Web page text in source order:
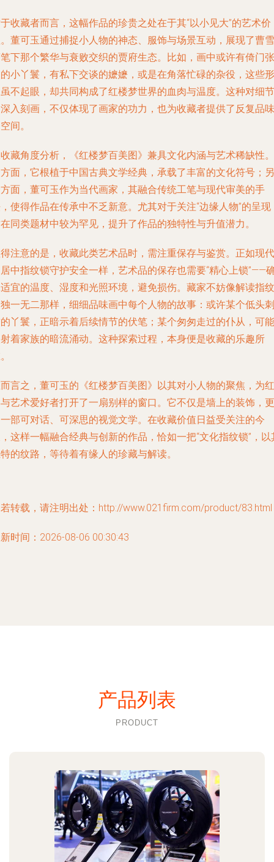
收藏者而言，这幅作品的珍贵之处在于其“以小见大”的艺术价
董可玉通过捕捉小人物的神态、服饰与场景互动，展现了曹雪
下那个繁华与衰败交织的贾府生态。比如，画中或许有倚门张
小丫鬟，有私下交谈的嬷嬷，或是在角落忙碌的杂役，这些形
不起眼，却共同构成了红楼梦世界的血肉与温度。这种对细节
入刻画，不仅体现了画家的功力，也为收藏者提供了反复品味
间。
藏角度分析，《红楼梦百美图》兼具文化内涵与艺术稀缺性。
面，它根植于中国古典文学经典，承载了丰富的文化符号；另
面，董可玉作为当代画家，其融合传统工笔与现代审美的手
使得作品在传承中不乏新意。尤其对于关注“边缘人物”的呈现
同类题材中较为罕见，提升了作品的独特性与升值潜力。
注意的是，收藏此类艺术品时，需注重保存与鉴赏。正如现代
中指纹锁守护安全一样，艺术品的保存也需要“精心上锁”——
宜的温度、湿度和光照环境，避免损伤。藏家不妨像解读指纹
一无二那样，细细品味画中每个人物的故事：或许某个低头刺
丫鬟，正暗示着后续情节的伏笔；某个匆匆走过的仆从，可能
着家族的暗流涌动。这种探索过程，本身便是收藏的乐趣所
言之，董可玉的《红楼梦百美图》以其对小人物的聚焦，为红
艺术爱好者打开了一扇别样的窗口。它不仅是墙上的装饰，更
部可对话、可深思的视觉文学。在收藏价值日益受关注的今
这样一幅融合经典与创新的作品，恰如一把“文化指纹锁”，以
的纹路，等待着有缘人的珍藏与解读。
转载，请注明出处：http://www.021firm.com/product/83.html
时间：2026-08-06 00:30:43
产品列表
PRODUCT